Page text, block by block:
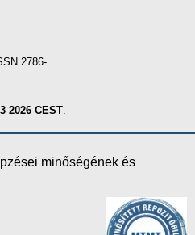
2786-
2026 CEST.
minőségének és